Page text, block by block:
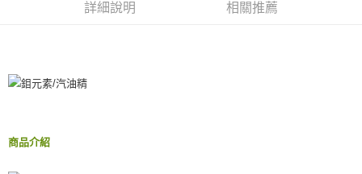
３．安心：先確認商品／服務後，再付款。
２．訂單成立數日內，您將收到繳費通知簡訊。
購買商品的店家。未經商家同意取消之訂單仍視為有效，需透過AFTEE先享
宅配(快速到貨)
每筆NT$300
免運費
詳細說明 相關推薦
商品介紹